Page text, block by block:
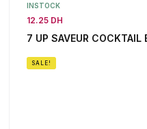
INSTOCK
12.25 DH
7 UP SAVEUR COCKTAIL
SALE!